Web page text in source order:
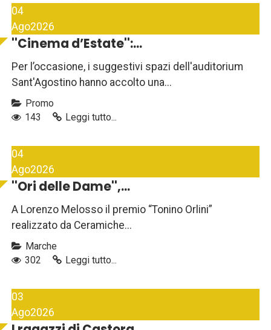
04
Ago2026
''Cinema d’Estate'':...
Per l’occasione, i suggestivi spazi dell'auditorium
Sant'Agostino hanno accolto una...
Promo
143
Leggi tutto...
04
Ago2026
''Ori delle Dame'',...
A Lorenzo Melosso il premio “Tonino Orlini”
realizzato da Ceramiche...
Marche
302
Leggi tutto...
03
Ago2026